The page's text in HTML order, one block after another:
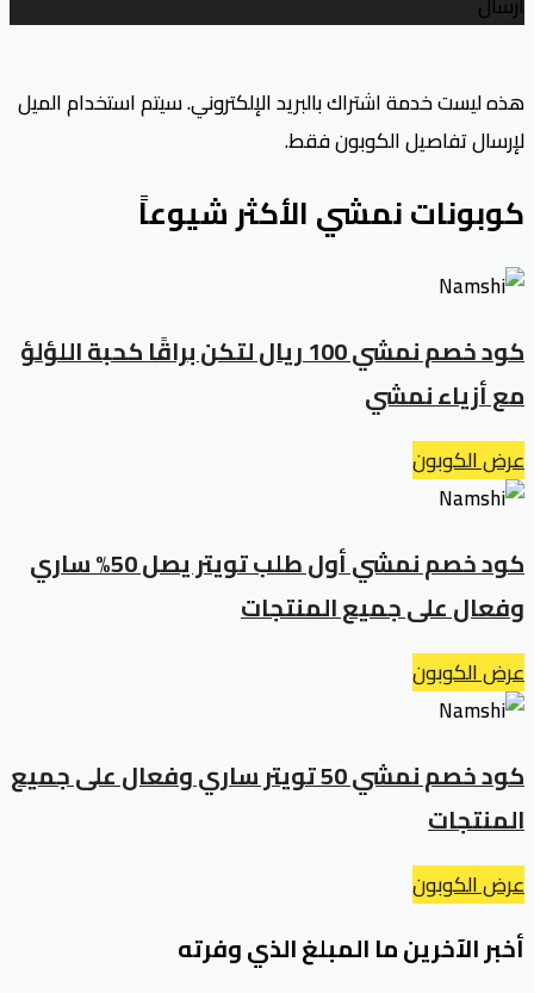
هذه ليست خدمة اشتراك بالبريد الإلكتروني. سيتم استخدام الميل
لإرسال تفاصيل الكوبون فقط.
كوبونات نمشي الأكثر شيوعاً
كود خصم نمشي 100 ريال لتكن براقًا كحبة اللؤلؤ
مع أزياء نمشي
عرض الكوبون
كود خصم نمشي أول طلب تويتر يصل 50% ساري
وفعال على جميع المنتجات
عرض الكوبون
كود خصم نمشي 50 تويتر ساري وفعال على جميع
المنتجات
عرض الكوبون
أخبر الآخرين ما المبلغ الذي وفرته